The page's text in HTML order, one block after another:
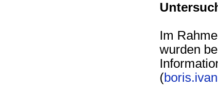
Im
wurden
(